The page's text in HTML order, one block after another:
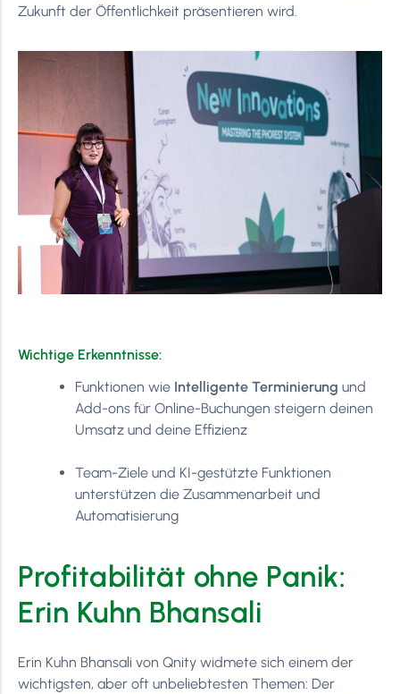
Zukunft der Öffentlichkeit präsentieren wird.
Wichtige Erkenntnisse:
Funktionen wie Intelligente Terminierung und
Add-ons für Online-Buchungen steigern deinen
Umsatz und deine Effizienz
Team-Ziele und KI-gestützte Funktionen
unterstützen die Zusammenarbeit und
Automatisierung
Profitabilität ohne Panik:
Erin Kuhn Bhansali
Erin Kuhn Bhansali von Qnity widmete sich einem der
wichtigsten, aber oft unbeliebtesten Themen: Der